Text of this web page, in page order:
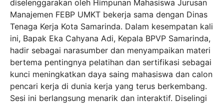
diselenggarakan oleh Himpunan Mahasiswa Jurusan
Manajemen FEBP UMKT bekerja sama dengan Dinas
Tenaga Kerja Kota Samarinda. Dalam kesempatan kali
ini, Bapak Eka Cahyana Adi, Kepala BPVP Samarinda,
hadir sebagai narasumber dan menyampaikan materi
bertema pentingnya pelatihan dan sertifikasi sebagai
kunci meningkatkan daya saing mahasiswa dan calon
pencari kerja di dunia kerja yang terus berkembang.
Sesi ini berlangsung menarik dan interaktif. Diselingi